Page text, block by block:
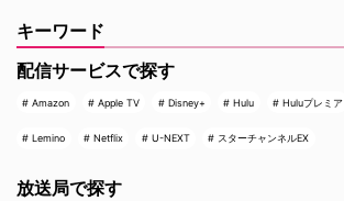
キーワード
配信サービスで探す
Amazon Apple TV Disney+ Hulu Huluプレミア
Lemino Netflix U-NEXT スターチャンネルEX
放送局で探す